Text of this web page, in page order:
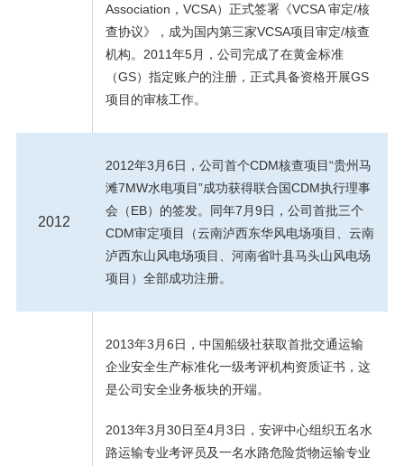
Association，VCSA）正式签署《VCSA 审定/核
查协议》，成为国内第三家VCSA项目审定/核查
机构。2011年5月，公司完成了在黄金标准
（GS）指定账户的注册，正式具备资格开展GS
项目的审核工作。
2012
2012年3月6日，公司首个CDM核查项目“贵州马
滩7MW水电项目”成功获得联合国CDM执行理事
会（EB）的签发。同年7月9日，公司首批三个
CDM审定项目（云南泸西东华风电场项目、云南
泸西东山风电场项目、河南省叶县马头山风电场
项目）全部成功注册。
2013年3月6日，中国船级社获取首批交通运输
企业安全生产标准化一级考评机构资质证书，这
是公司安全业务板块的开端。
2013年3月30日至4月3日，安评中心组织五名水
路运输专业考评员及一名水路危险货物运输专业